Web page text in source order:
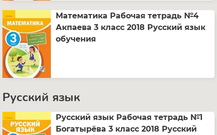
Математика Рабочая тетрадь №4
Акпаева 3 класс 2018 Русский язык
обучения
Русский язык
Русский язык Рабочая тетрадь №1
Богатырёва 3 класс 2018 Русский